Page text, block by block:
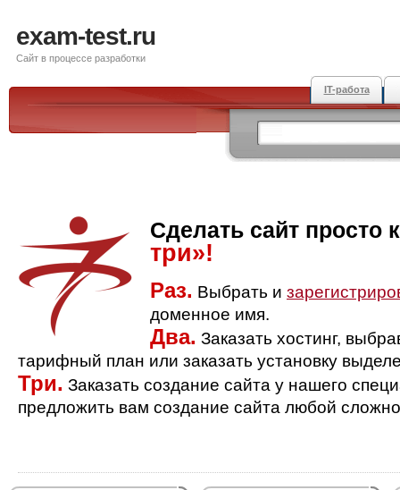
exam-test.ru
Сайт в процессе разработки
IT-работа
Сделать сайт просто
три»!
Раз. Выбрать и
доменное имя.
Два. Заказать хостинг,
тарифный план или заказать установку
Три. Заказать создание сайта у нашего
предложить вам создание сайта любой